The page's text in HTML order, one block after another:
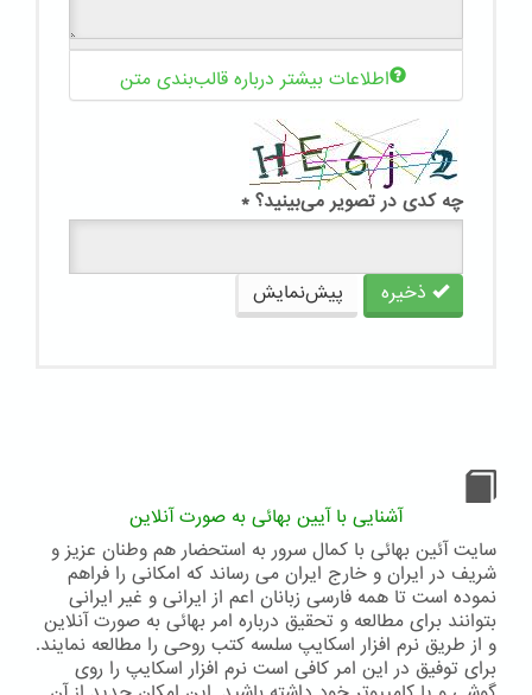
اطلاعات بیشتر درباره قالب‌بندی متن
چه کدی در تصویر می‌بینید؟ *
ذخیره پیش‌نمایش
آشنایی با آیین بهائی به صورت آنلاین
سایت آئین بهائی با کمال سرور به استحضار هم وطنان عزیز و
شریف در ایران و خارج ایران می رساند که امکانی را فراهم
نموده است تا همه فارسی زبانان اعم از ایرانی و غیر ایرانی
بتوانند برای مطالعه و تحقیق درباره امر بهائی به صورت آنلاین
و از طریق نرم افزار اسکایپ سلسه کتب روحی را مطالعه نمایند.
برای توفیق در این امر کافی است نرم افزار اسکایپ را روی